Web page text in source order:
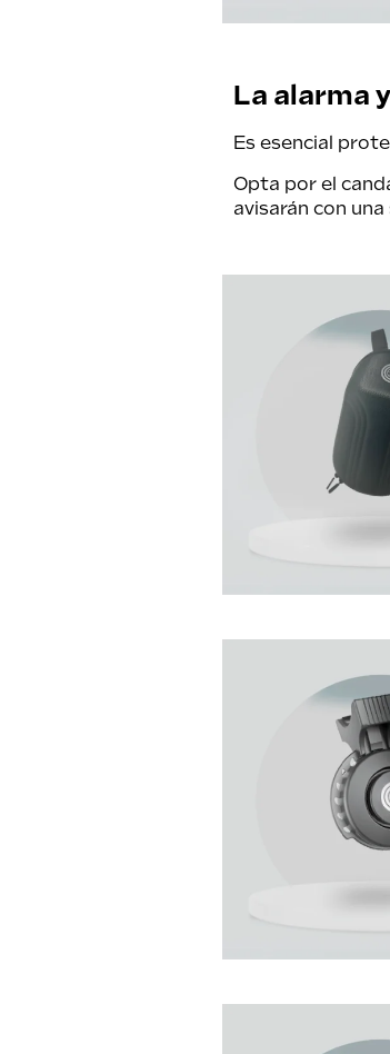
La alarma
Es esencial
Opta por el
avisarán con